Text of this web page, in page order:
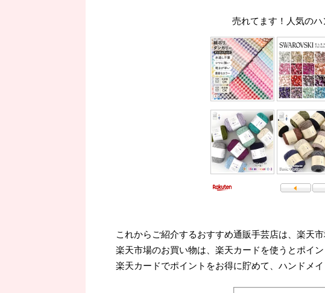
売れてます！人気の
これからご紹介するおすすめ通販手芸店は、楽天市
楽天市場のお買い物は、楽天カードを使うとポイン
楽天カードでポイントをお得に貯めて、ハンドメ